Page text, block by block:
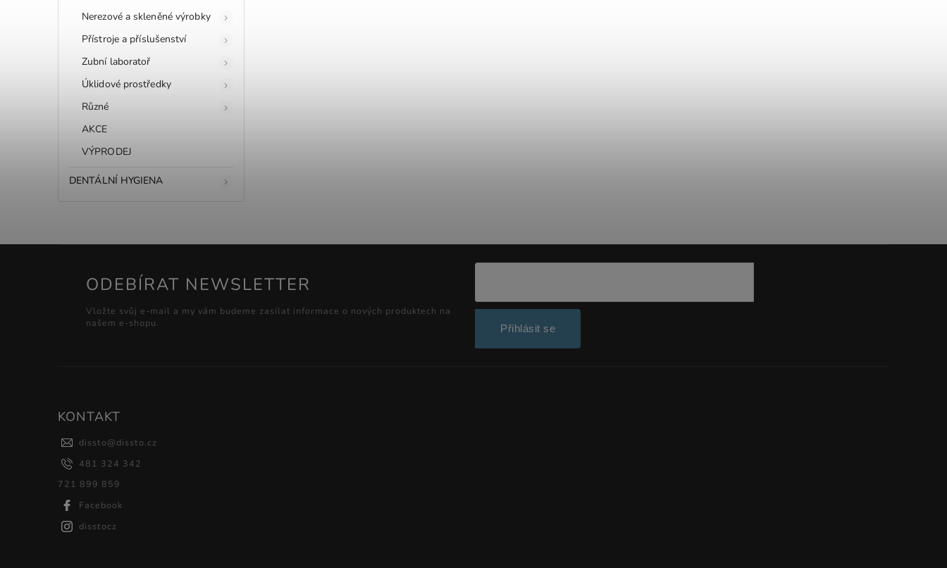
Nerezové a skleněné výrobky
Přístroje a příslušenství
Zubní laboratoř
Úklidové prostředky
Různé
AKCE
VÝPRODEJ
DENTÁLNÍ HYGIENA
ODEBÍRAT NEWSLETTER
Vložte svůj e-mail a my vám budeme zasílat informace o nových produktech na
našem e-shopu.
Přihlásit se
KONTAKT
dissto@dissto.cz
481 324 342
721 899 859
Facebook
disstocz